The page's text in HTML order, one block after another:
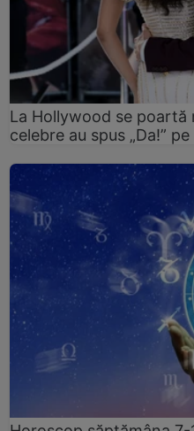
La Hollywood se poartă
celebre au spus „Da!”